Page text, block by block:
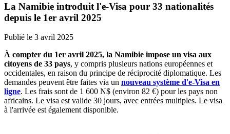
La Namibie introduit l'e-Visa pour 33 nationalités
depuis le 1er avril 2025
Publié le 3 avril 2025
À compter du 1er avril 2025, la Namibie impose un visa aux
citoyens de 33 pays, y compris plusieurs nations européennes et
occidentales, en raison du principe de réciprocité diplomatique. Les
demandes peuvent être faites via un nouveau système d'e-Visa en
ligne. Les frais sont de 1 600 N$ (environ 82 €) pour les pays non
africains. Le visa est valide 30 jours, avec entrées multiples. Le visa
à l'arrivée est également disponible.